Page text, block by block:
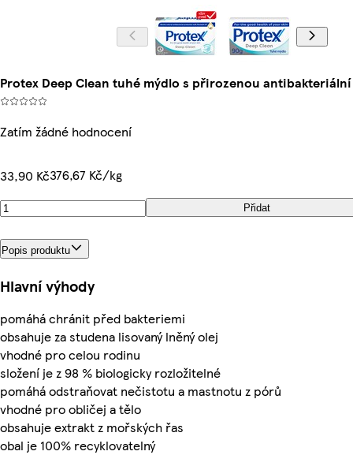
Protex Deep Clean tuhé mýdlo s přirozenou
Zatím žádné hodnocení
33,90 Kč376,67 Kč/kg
Přidat
Popis produktu
Hlavní výhody
pomáhá chránit před bakteriemi
obsahuje za studena lisovaný lněný olej
vhodné pro celou rodinu
složení je z 98 % biologicky rozložitelné
pomáhá odstraňovat nečistotu a mastnotu z pórů
vhodné pro obličej a tělo
obsahuje extrakt z mořských řas
obal je 100% recyklovatelný